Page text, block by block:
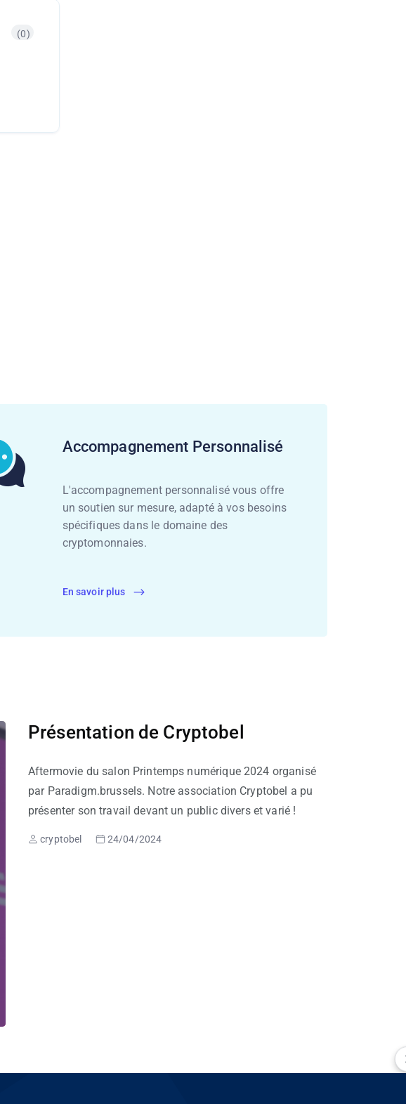
(0)
Accompagnement Personnalisé
L'accompagnement personnalisé vous offre
un soutien sur mesure, adapté à vos besoins
spécifiques dans le domaine des
cryptomonnaies.
En savoir plus
Présentation de Cryptobel
Aftermovie du salon Printemps numérique 2024 organisé
par Paradigm.brussels. Notre association Cryptobel a pu
présenter son travail devant un public divers et varié !
cryptobel 24/04/2024